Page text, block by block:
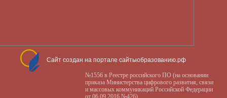
Сайт создан на портале сайтыобразованию.рф
№1556 в Реестре российского ПО (на основании
приказа Министерства цифрового развития, связи
и массовых коммуникаций Российской Федерации
от 06.09.2016 №426)